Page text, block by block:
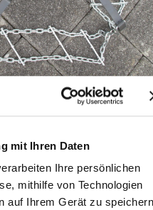
mit Ihren Daten
Ihre persönlichen
mithilfe von Technologien
auf Ihrem Gerät zu speichern
gebraucht.
werden.